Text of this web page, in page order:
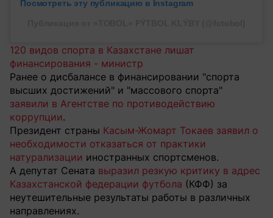
Посмотреть эту публикацию в Instagram
120 видов спорта в Казахстане лишат
финансирования - министр
Ранее о дисбалансе в финансировании "спорта
высших достижений" и "массового спорта"
заявили в Агентстве по противодействию
коррупции.
Президент страны Касым-Жомарт Токаев заявил о
необходимости отказаться от практики
натурализации иностранных спортсменов.
А депутат Сената выразил резкую критику в адрес
Казахстанской федерации футбола (КФФ) за
неутешительные результаты работы в различных
направлениях.